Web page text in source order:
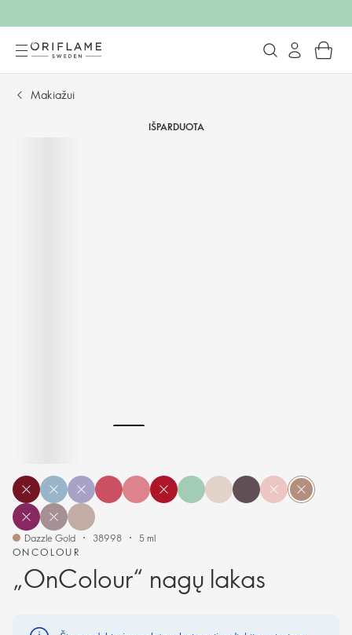
Makiažui
IŠPARDUOTA
ONCOLOUR
„OnColour“ nagų lakas
Dazzle Gold 38998 5 ml